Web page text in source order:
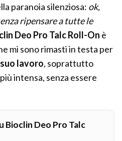
paranoia silenziosa: ok,
ripensare a tutte le
Deo Pro Talc Roll-On è
mi sono rimasti in testa per
lavoro, soprattutto
intensa, senza essere
Bioclin Deo Pro Talc